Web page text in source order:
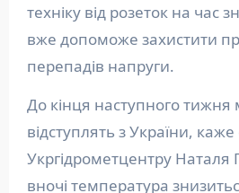
техніку від розеток на час
вже допоможе захистити
перепадів напруги.
До кінця наступного тижня
відступлять з України,
Укргідрометцентру Наталя
вночі температура